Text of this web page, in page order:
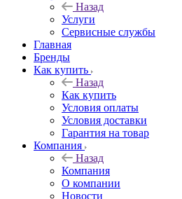
Назад
Услуги
Сервисные службы
Главная
Бренды
Как купить
Назад
Как купить
Условия оплаты
Условия доставки
Гарантия на товар
Компания
Назад
Компания
О компании
Новости